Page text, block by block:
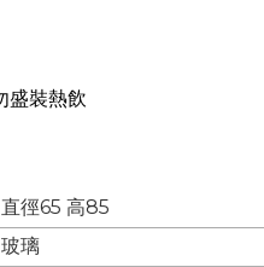
盛裝熱飲
直徑65 高85
玻璃